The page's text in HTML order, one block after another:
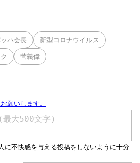
ハ会長 新型コロナウイルス
菅義偉